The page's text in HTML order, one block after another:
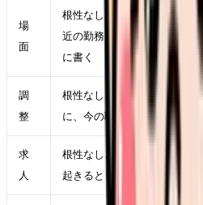
場
面
根性なしと思われたくなく
近の勤務を一つ選び、時間
に書く
調
整
根性なしと思われたくなく
に、今の職場で一つだけ変え
求
人
根性なしと思われたくなく
起きるとしたら、求人票の